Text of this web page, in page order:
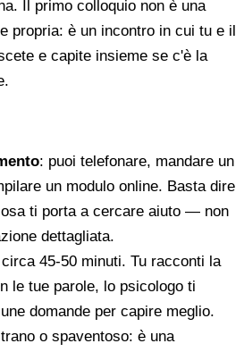
Il primo colloquio non è una
propria: è un incontro in cui tu e il
e capite insieme se c'è la
: puoi telefonare, mandare un
un modulo online. Basta dire
ti porta a cercare aiuto — non
dettagliata.
45-50 minuti. Tu racconti la
le tue parole, lo psicologo ti
domande per capire meglio.
o spaventoso: è una